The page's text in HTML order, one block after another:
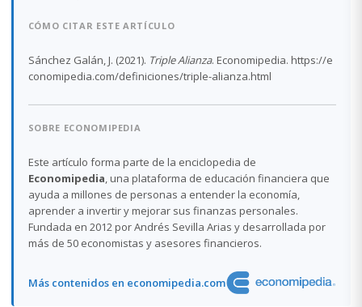
CÓMO CITAR ESTE ARTÍCULO
Sánchez Galán, J. (2021). Triple Alianza. Economipedia. https://e
conomipedia.com/definiciones/triple-alianza.html
SOBRE ECONOMIPEDIA
Este artículo forma parte de la enciclopedia de
Economipedia, una plataforma de educación financiera que
ayuda a millones de personas a entender la economía,
aprender a invertir y mejorar sus finanzas personales.
Fundada en 2012 por Andrés Sevilla Arias y desarrollada por
más de 50 economistas y asesores financieros.
Más contenidos en economipedia.com